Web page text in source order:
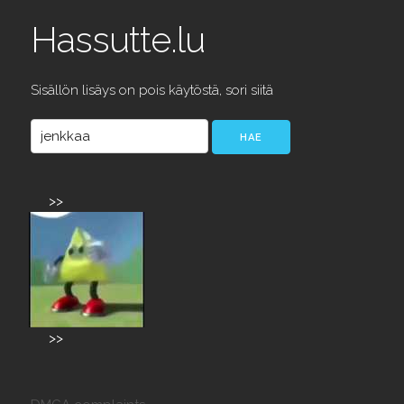
Hassutte.lu
Sisällön lisäys on pois käytöstä, sori siitä
>>
>>